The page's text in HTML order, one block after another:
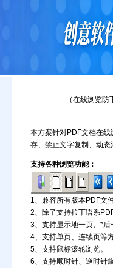
（在线浏览
本方案针对PDF文档在
存、禁止文字复制、动
支持各种浏览功能：
1、兼容所有版本PDF文
2、除了支持拉丁语系
3、支持显示地一页、*
4、支持单页、连续页等
5、支持鼠标滚轮浏览。
6、支持顺时针、逆时针